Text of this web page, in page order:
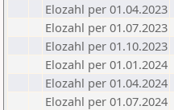
Elozahl per 01.04.2023
Elozahl per 01.07.2023
Elozahl per 01.10.2023
Elozahl per 01.01.2024
Elozahl per 01.04.2024
Elozahl per 01.07.2024